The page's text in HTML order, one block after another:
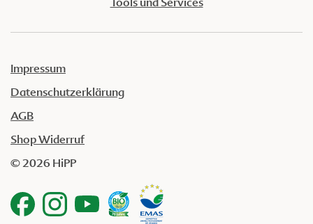
Impressum
Datenschutzerklärung
AGB
Shop Widerruf
© 2026 HiPP